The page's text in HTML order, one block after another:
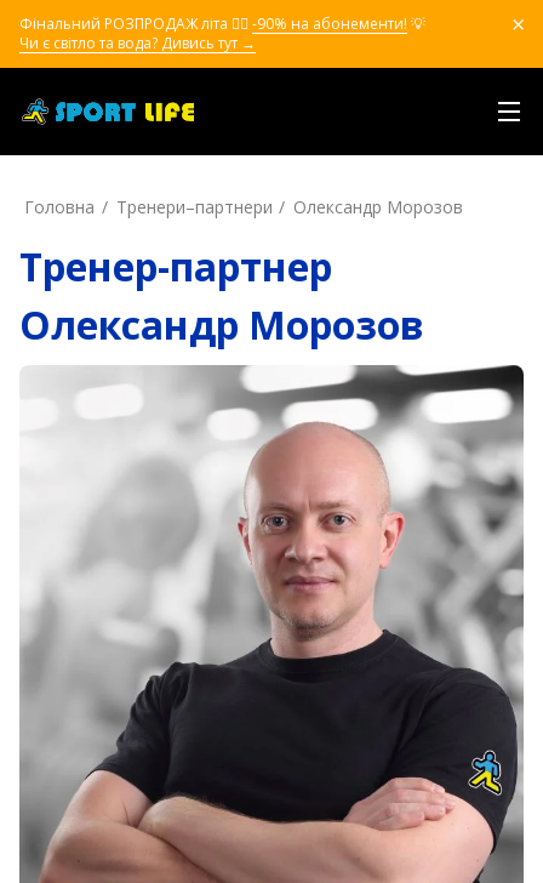
Фінальний РОЗПРОДАЖ літа ❤️‍🔥 -90% на абонементи! 💡
Чи є світло та вода? Дивись тут →
Головна Тренери–партнери Олександр Морозов
Тренер-партнер
Олександр Морозов